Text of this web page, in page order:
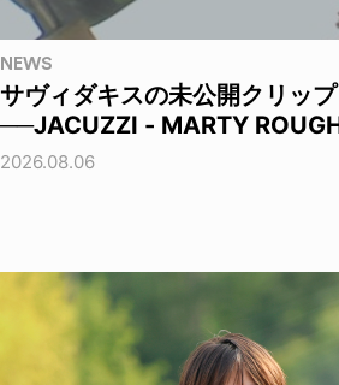
NEWS
サヴィダキスの未公開クリップ
──JACUZZI - MARTY
2026.08.06